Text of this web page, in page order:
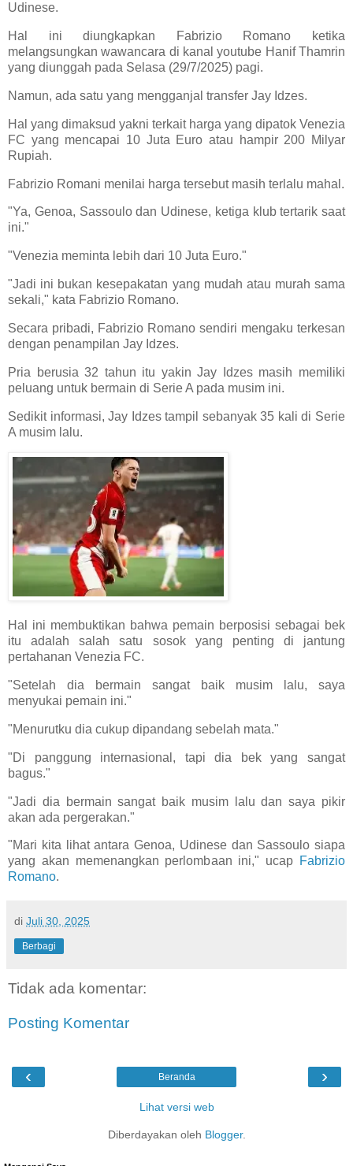
Udinese.
Hal ini diungkapkan Fabrizio Romano ketika
melangsungkan wawancara di kanal youtube Hanif Thamrin
yang diunggah pada Selasa (29/7/2025) pagi.
Namun, ada satu yang mengganjal transfer Jay Idzes.
Hal yang dimaksud yakni terkait harga yang dipatok Venezia
FC yang mencapai 10 Juta Euro atau hampir 200 Milyar
Rupiah.
Fabrizio Romani menilai harga tersebut masih terlalu mahal.
"Ya, Genoa, Sassoulo dan Udinese, ketiga klub tertarik saat
ini."
"Venezia meminta lebih dari 10 Juta Euro."
"Jadi ini bukan kesepakatan yang mudah atau murah sama
sekali," kata Fabrizio Romano.
Secara pribadi, Fabrizio Romano sendiri mengaku terkesan
dengan penampilan Jay Idzes.
Pria berusia 32 tahun itu yakin Jay Idzes masih memiliki
peluang untuk bermain di Serie A pada musim ini.
Sedikit informasi, Jay Idzes tampil sebanyak 35 kali di Serie
A musim lalu.
Hal ini membuktikan bahwa pemain berposisi sebagai bek
itu adalah salah satu sosok yang penting di jantung
pertahanan Venezia FC.
"Setelah dia bermain sangat baik musim lalu, saya
menyukai pemain ini."
"Menurutku dia cukup dipandang sebelah mata."
"Di panggung internasional, tapi dia bek yang sangat
bagus."
"Jadi dia bermain sangat baik musim lalu dan saya pikir
akan ada pergerakan."
"Mari kita lihat antara Genoa, Udinese dan Sassoulo siapa
yang akan memenangkan perlombaan ini," ucap Fabrizio
Romano.
di Juli 30, 2025
Berbagi
Tidak ada komentar:
Posting Komentar
‹ ›
Beranda
Lihat versi web
Diberdayakan oleh Blogger.